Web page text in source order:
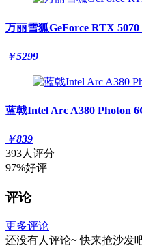
万丽雪狐GeForce RTX
￥5299
蓝戟Intel Arc A380 Photon
￥839
393人评分
97%好评
评论
更多评论
还没有人评论~ 快来抢沙发